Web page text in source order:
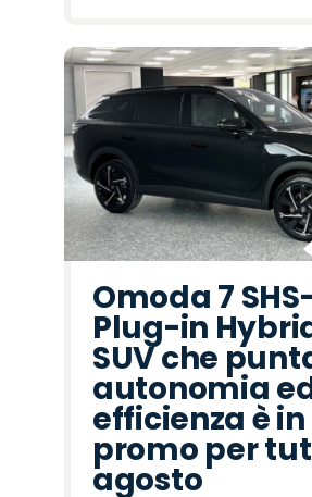
Omoda 7
Plug-in
SUV che
autonomia
efficienza è in
promo per
agosto